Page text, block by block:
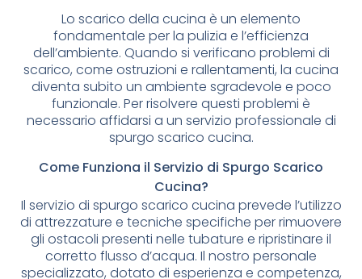
Lo scarico della cucina è un elemento
fondamentale per la pulizia e l’efficienza
dell’ambiente. Quando si verificano problemi di
scarico, come ostruzioni e rallentamenti, la cucina
diventa subito un ambiente sgradevole e poco
funzionale. Per risolvere questi problemi è
necessario affidarsi a un servizio professionale di
spurgo scarico cucina.
Come Funziona il Servizio di Spurgo Scarico
Cucina?
Il servizio di spurgo scarico cucina prevede l’utilizzo
di attrezzature e tecniche specifiche per rimuovere
gli ostacoli presenti nelle tubature e ripristinare il
corretto flusso d’acqua. Il nostro personale
specializzato, dotato di esperienza e competenza,